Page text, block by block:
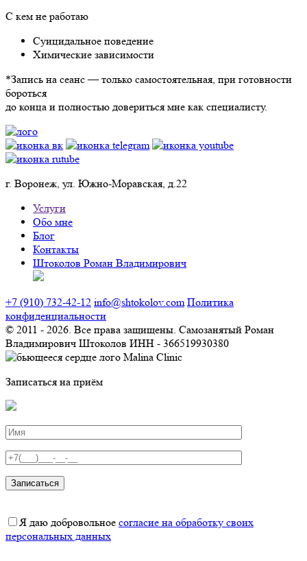
С кем не работаю
Суицидальное поведение
Химические зависимости
*Запись на сеанс — только самостоятельная, при готовности
бороться
до конца и полностью довериться мне как специалисту.
г. Воронеж, ул. Южно-Моравская, д.22
Услуги
Обо мне
Блог
Контакты
Штоколов Роман Владимирович
+7 (910) 732-42-12 info@shtokolov.com Политика
конфиденциальности
© 2011 - 2026. Все права защищены. Самозанятый Роман
Владимирович Штоколов ИНН - 366519930380
Записаться на приём
Записаться
Я даю добровольное согласие на обработку своих
персональных данных